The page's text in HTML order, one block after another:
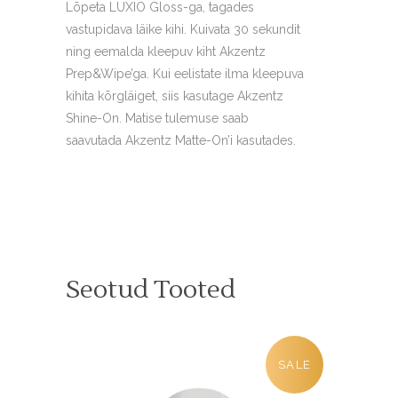
Lõpeta LUXIO Gloss-ga, tagades
vastupidava läike kihi. Kuivata 30 sekundit
ning eemalda kleepuv kiht Akzentz
Prep&Wipe’ga. Kui eelistate ilma kleepuva
kihita kõrgläiget, siis kasutage Akzentz
Shine-On. Matise tulemuse saab
saavutada Akzentz Matte-On’i kasutades.
Seotud Tooted
SALE